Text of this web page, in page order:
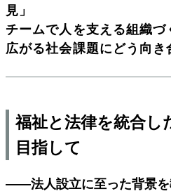
見」
チームで人を支える組織づ
広がる社会課題にどう向き
福祉と法律を統合し
目指して
――法人設立に至った背景を